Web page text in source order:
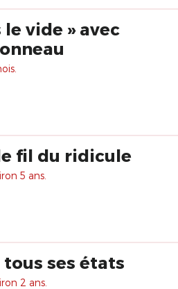
le vide » avec
fil du ridicule
5 ans.
ses états
2 ans.